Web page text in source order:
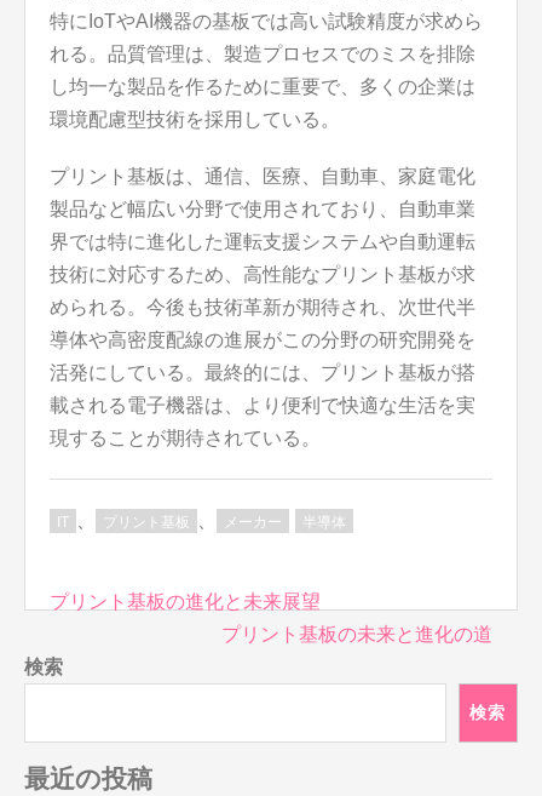
特にIoTやAI機器の基板では高い試験精度が求めら
れる。品質管理は、製造プロセスでのミスを排除
し均一な製品を作るために重要で、多くの企業は
環境配慮型技術を採用している。
プリント基板は、通信、医療、自動車、家庭電化
製品など幅広い分野で使用されており、自動車業
界では特に進化した運転支援システムや自動運転
技術に対応するため、高性能なプリント基板が求
められる。今後も技術革新が期待され、次世代半
導体や高密度配線の進展がこの分野の研究開発を
活発にしている。最終的には、プリント基板が搭
載される電子機器は、より便利で快適な生活を実
現することが期待されている。
IT プリント基板 メーカー 半導体
投
ナ
ビ
ー
シ
プリント基板の進化と未来展望
プリント基板の未来と進化の道
検索
検索
最近の投稿